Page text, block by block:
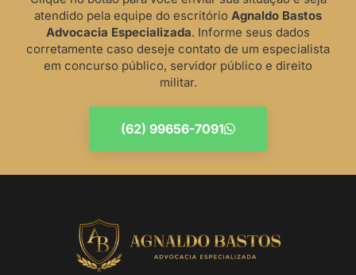
atendido pela equipe do escritório Agnaldo Bastos
Advocacia Especializada. Informe seus dados
corretamente caso deseje contato de um especialista
em concurso público, servidor público e direito
militar.
(62) 99656-7091